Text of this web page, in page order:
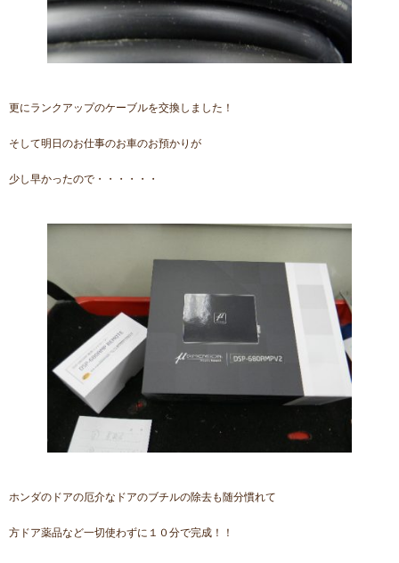
更にランクアップのケーブルを交換しました！
そして明日のお仕事のお車のお預かりが
少し早かったので・・・・・・
ホンダのドアの厄介なドアのブチルの除去も随分慣れて
方ドア薬品など一切使わずに１０分で完成！！